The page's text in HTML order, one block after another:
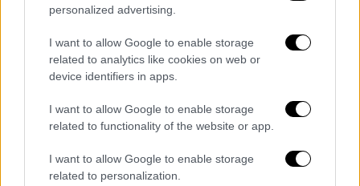
personalized advertising.
I want to allow Google to enable storage
related to analytics like cookies on web or
device identifiers in apps.
I want to allow Google to enable storage
related to functionality of the website or app.
I want to allow Google to enable storage
related to personalization.